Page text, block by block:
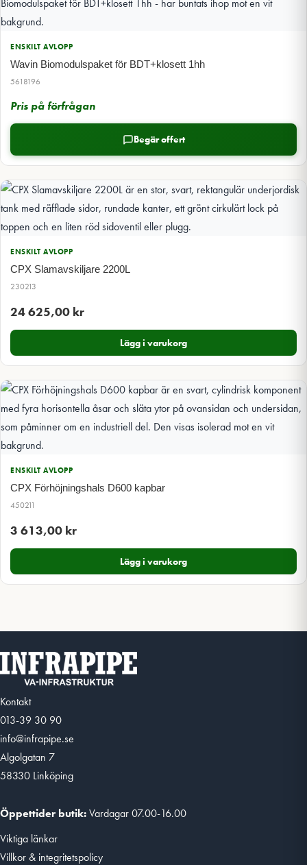
ENSKILT AVLOPP
Wavin Biomodulspaket för BDT+klosett 1hh
5618196
Pris på förfrågan
Begär offert
ENSKILT AVLOPP
CPX Slamavskiljare 2200L
230213
24 625,00 kr
Lägg i varukorg
ENSKILT AVLOPP
CPX Förhöjningshals D600 kapbar
450211
3 613,00 kr
Lägg i varukorg
Kontakt
013-39 30 90
info@infrapipe.se
Algolgatan 7
58330 Linköping
Öppettider butik:Vardagar 07.00-16.00
Viktiga länkar
Villkor & integritetspolicy